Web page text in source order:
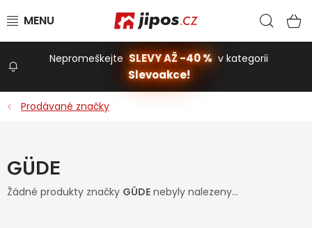
Stavba a dům
Nepromeškejte SLEVY AŽ -40 % v kategorii
Slevoakce!
Prodávané značky
GÜDE
Žádné produkty značky GÜDE nebyly nalezeny...